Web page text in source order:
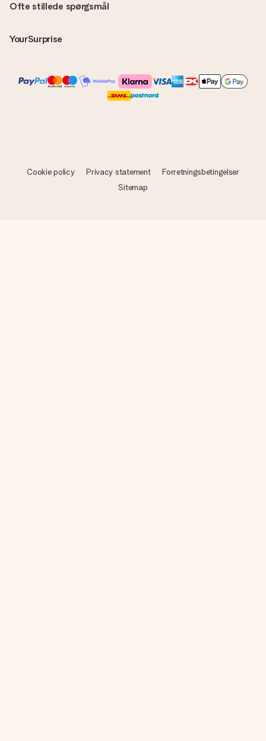
Ofte stillede spørgsmål
YourSurprise
Cookie policy Privacy statement
Forretningsbetingelser
Sitemap